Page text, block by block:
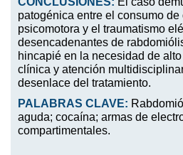
patogénica entre el consumo
psicomotora y el traumatismo
desencadenantes de
hincapié en la necesidad de
clínica y atención
desenlace del tratamiento.
PALABRAS CLAVE:
aguda; cocaína; armas de
compartimentales.